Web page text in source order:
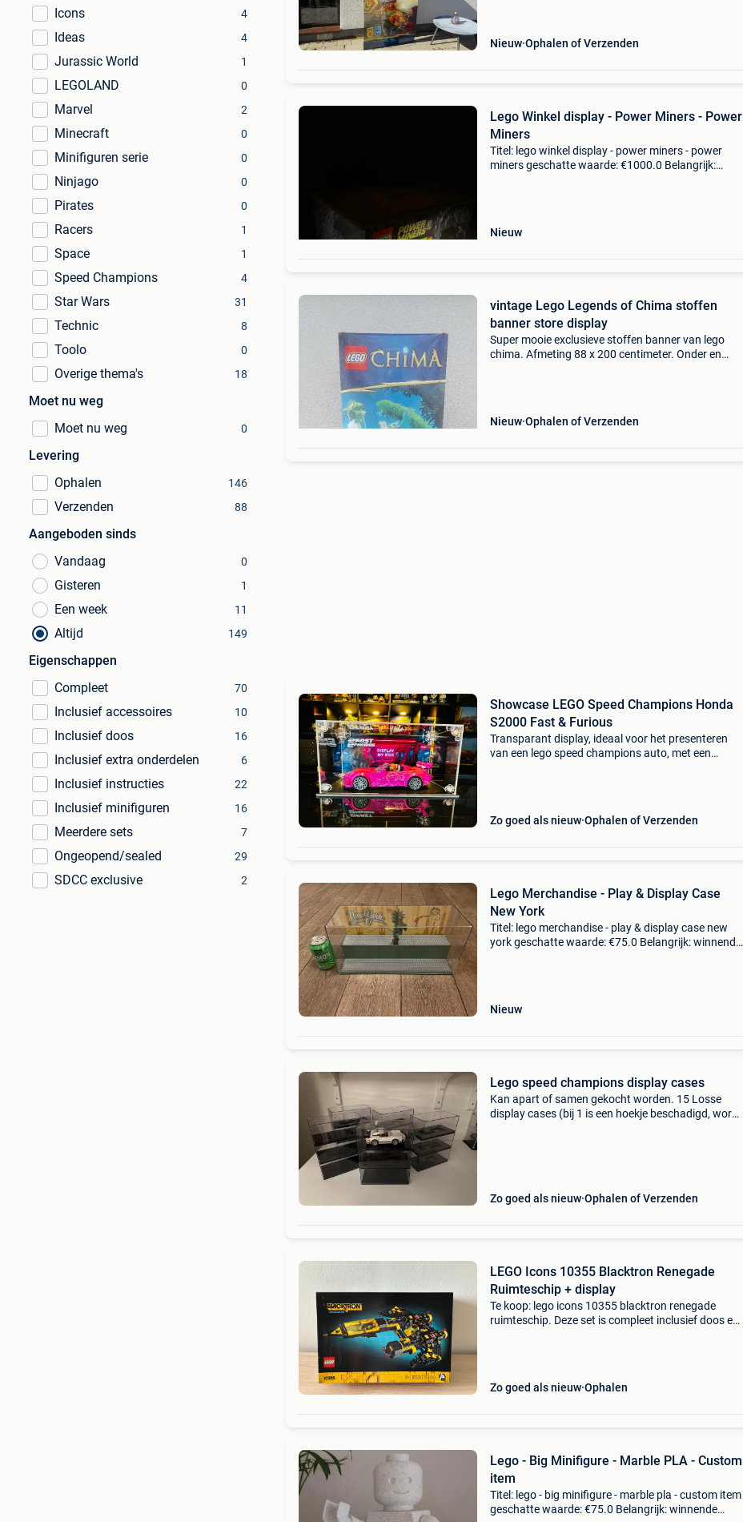
Icons 4
Ideas 4
Jurassic World 1
LEGOLAND 0
Marvel 2
Minecraft 0
Minifiguren serie 0
Ninjago 0
Pirates 0
Racers 1
Space 1
Speed Champions 4
Star Wars 31
Technic 8
Toolo 0
Overige thema's 18
Moet nu weg
Moet nu weg
0
Levering
Ophalen
146
Verzenden 88
Aangeboden sinds
Vandaag
0
Gisteren 1
Een week 11
Altijd 149
Eigenschappen
Compleet
70
Inclusief accessoires 10
Inclusief doos 16
Inclusief extra onderdelen 6
Inclusief instructies 22
Inclusief minifiguren 16
Meerdere sets 7
Ongeopend/sealed 29
SDCC exclusive 2
Nieuw Ophalen of Verzenden
Lego Winkel display - Power Miners - Power
Miners
Titel: lego winkel display - power miners - power
miners geschatte waarde: €1000.0 Belangrijk:
Nieuw
vintage Lego Legends of Chima stoffen
banner store display
Super mooie exclusieve stoffen banner van lego
chima. Afmeting 88 x 200 centimeter. Onder en
Nieuw Ophalen of Verzenden
Showcase LEGO Speed Champions Honda
S2000 Fast & Furious
Transparant display, ideaal voor het presenteren
van een lego speed champions auto, met een
Zo goed als nieuw Ophalen of Verzenden
Lego Merchandise - Play & Display Case
New York
Titel: lego merchandise - play & display case new
york geschatte waarde: €75.0 Belangrijk: winnende
Nieuw
Lego speed champions display cases
Kan apart of samen gekocht worden. 15 Losse
display cases (bij 1 is een hoekje beschadigd, wordt
Zo goed als nieuw Ophalen of Verzenden
LEGO Icons 10355 Blacktron Renegade
Ruimteschip + display
Te koop: lego icons 10355 blacktron renegade
ruimteschip. Deze set is compleet inclusief doos en
Zo goed als nieuw Ophalen
Lego - Big Minifigure - Marble PLA - Custom
item
Titel: lego - big minifigure - marble pla - custom item
geschatte waarde: €75.0 Belangrijk: winnende